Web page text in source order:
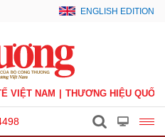
ENGLISH EDITION
VIỆT NAM THƯƠNG HIỆU QUỐC